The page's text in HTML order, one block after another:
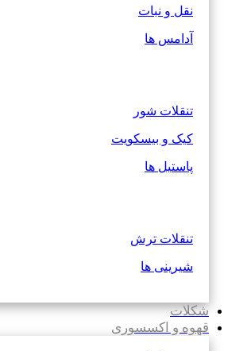
نقل و نبات
آدامس ها
تنقلات شور
کیک و بیسکویت
پاستیل ها
تنقلات ترش
شیرینی ها
شکلات
قهوه و اکسسوری